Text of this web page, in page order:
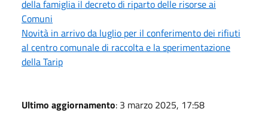
della famiglia il decreto di riparto delle risorse ai
Comuni
Novità in arrivo da luglio per il conferimento dei rifiuti
al centro comunale di raccolta e la sperimentazione
della Tarip
Ultimo aggiornamento: 3 marzo 2025, 17:58